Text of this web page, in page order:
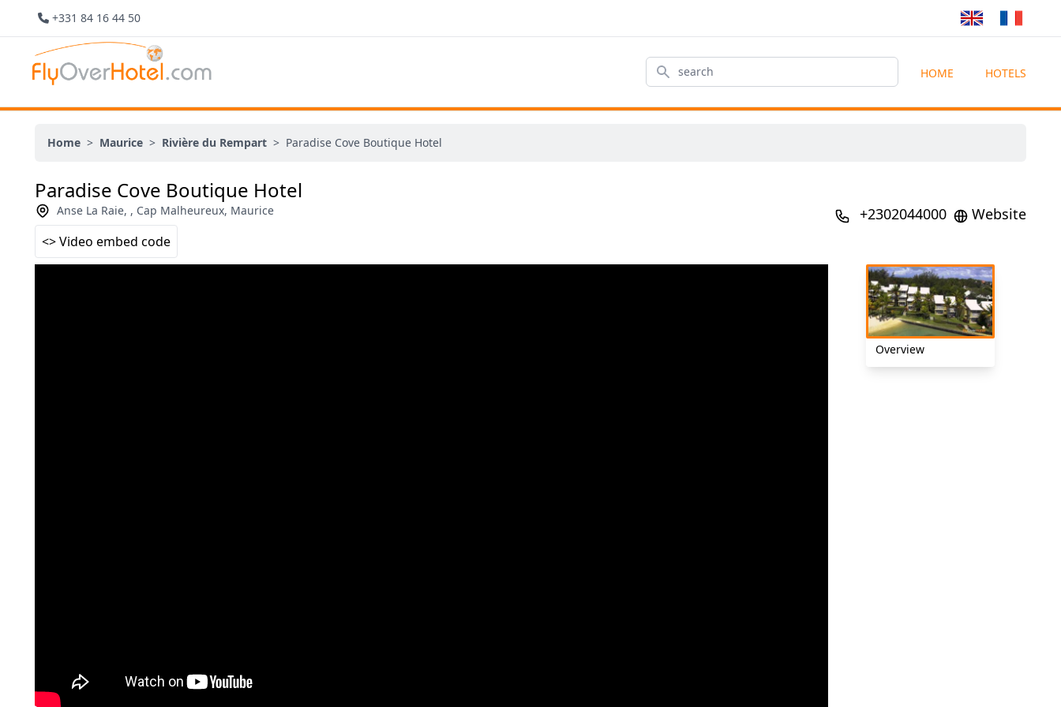
+331 84 16 44 50
Search HOME HOTELS
Home > Maurice > Rivière du Rempart > Paradise Cove Boutique Hotel
Paradise Cove Boutique Hotel
Anse La Raie, , Cap Malheureux, Maurice +2302044000 Website
<> Video embed code
Overview